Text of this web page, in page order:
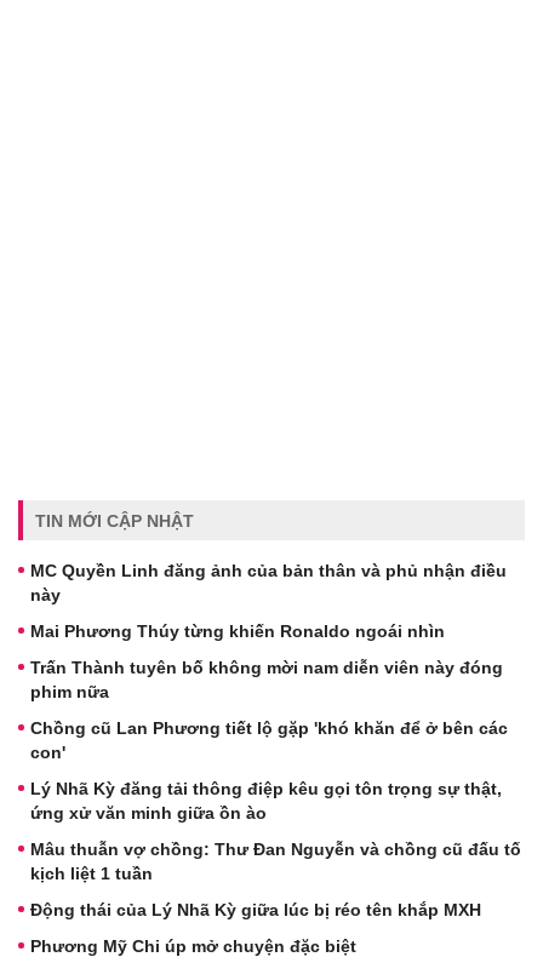
TIN MỚI CẬP NHẬT
MC Quyền Linh đăng ảnh của bản thân và phủ nhận điều
này
Mai Phương Thúy từng khiến Ronaldo ngoái nhìn
Trấn Thành tuyên bố không mời nam diễn viên này đóng
phim nữa
Chồng cũ Lan Phương tiết lộ gặp 'khó khăn để ở bên các
con'
Lý Nhã Kỳ đăng tải thông điệp kêu gọi tôn trọng sự thật,
ứng xử văn minh giữa ồn ào
Mâu thuẫn vợ chồng: Thư Đan Nguyễn và chồng cũ đấu tố
kịch liệt 1 tuần
Động thái của Lý Nhã Kỳ giữa lúc bị réo tên khắp MXH
Phương Mỹ Chi úp mở chuyện đặc biệt